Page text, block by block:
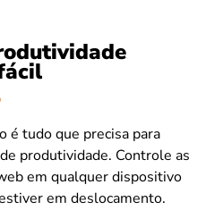
é tudo que precisa para
produtividade. Controle as
em qualquer dispositivo
em deslocamento.